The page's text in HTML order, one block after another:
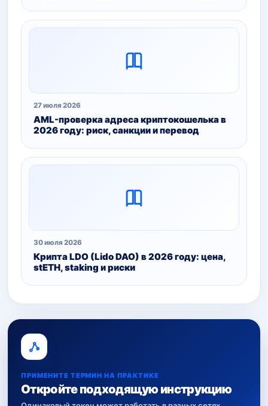
27 июля 2026
AML-проверка адреса криптокошелька в
2026 году: риск, санкции и перевод
30 июля 2026
Крипта LDO (Lido DAO) в 2026 году: цена,
stETH, staking и риски
ПРИМЕНИТЕ ТЕРМИН НА ПРАКТИКЕ
Откройте подходящую инструкцию